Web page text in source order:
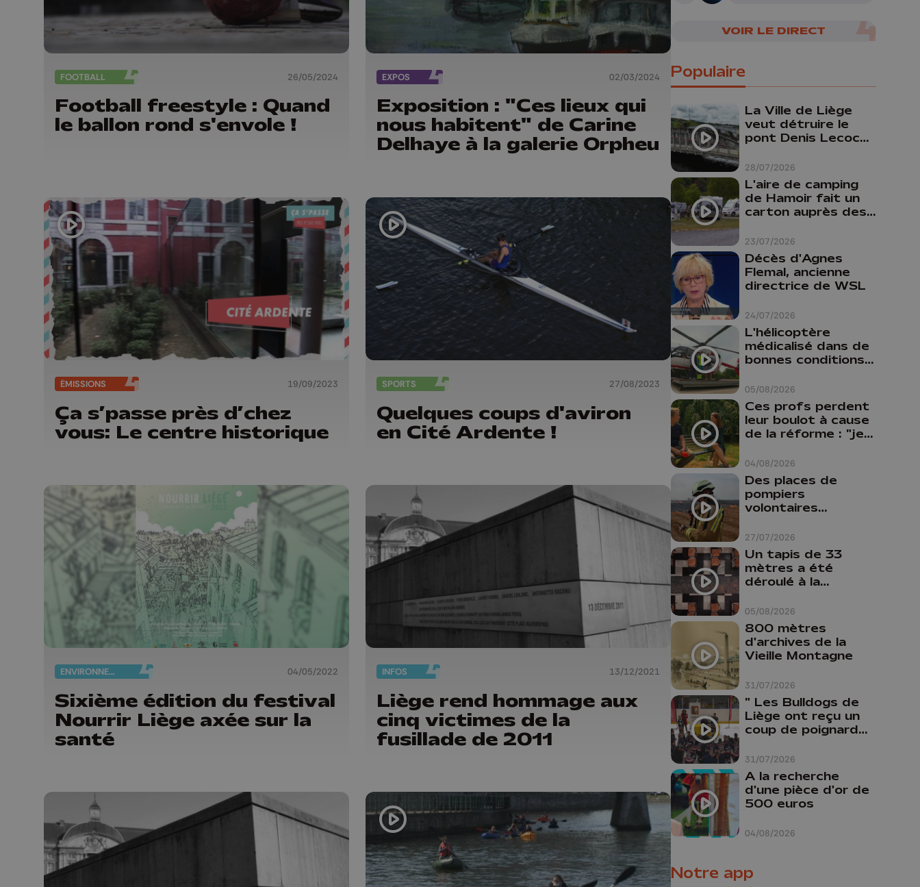
FOOTBALL 26/05/2024
Football freestyle : Quand
le ballon rond s'envole !
EXPOS 02/03/2024
Exposition : "Ces lieux qui
nous habitent" de Carine
Delhaye à la galerie Orpheu
ÉMISSIONS 19/09/2023
Ça s’passe près d’chez
vous: Le centre historique
SPORTS 27/08/2023
Quelques coups d'aviron
en Cité Ardente !
ENVIRONNEMENT 04/05/2022
Sixième édition du festival
Nourrir Liège axée sur la
santé
INFOS 13/12/2021
Liège rend hommage aux
cinq victimes de la
fusillade de 2011
VOIR LE DIRECT
Populaire
28/07/2026
La Ville de Liège
veut détruire le
pont Denis Lecocq
budget pour le
faire
23/07/2026
L'aire de camping
de Hamoir fait un
carton auprès des
24/07/2026
Décès d'Agnes
Flemal, ancienne
directrice de WSL
05/08/2026
L'hélicoptère
médicalisé dans de
bonnes conditions à
04/08/2026
Ces profs perdent
leur boulot à cause
de la réforme : "je
comme prof que
comme
pharmacienne"
27/07/2026
Des places de
pompiers
volontaires
province de Liège :
"Un citoyen qui
n'est formé ne
peut pas nous
aider"
05/08/2026
Un tapis de 33
mètres a été
déroulé à la
Liège
31/07/2026
800 mètres
d'archives de la
Vieille Montagne
31/07/2026
" Les Bulldogs de
Liège ont reçu un
coup de poignard
04/08/2026
A la recherche
d'une pièce d'or de
500 euros
Notre app